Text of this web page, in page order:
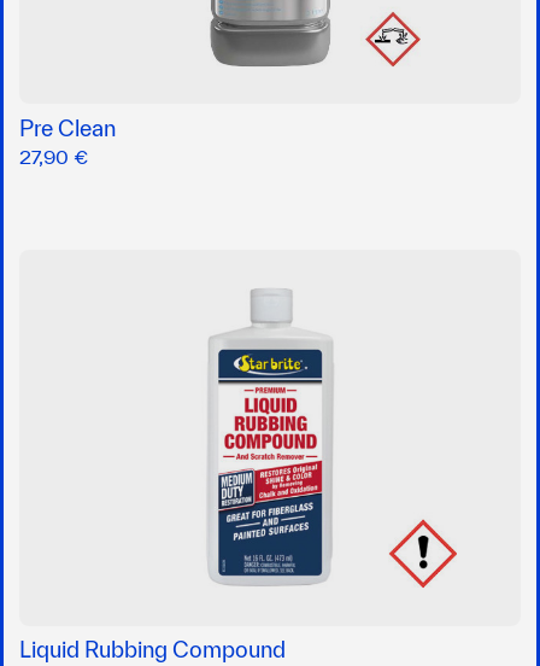
Pre Clean
27,90 €
Liquid Rubbing Compound